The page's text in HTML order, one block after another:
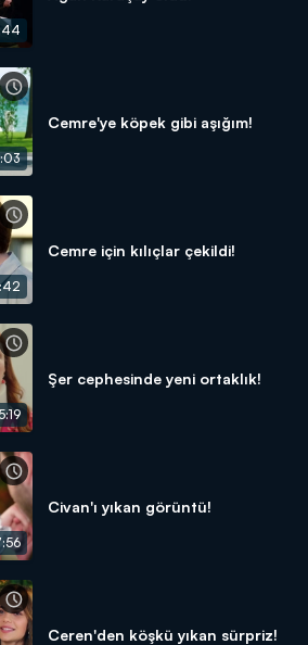
Cemre'ye köpek gibi aşığım!
Cemre için kılıçlar çekildi!
Şer cephesinde yeni ortaklık!
Civan'ı yıkan görüntü!
Ceren'den köşkü yıkan sürpriz!